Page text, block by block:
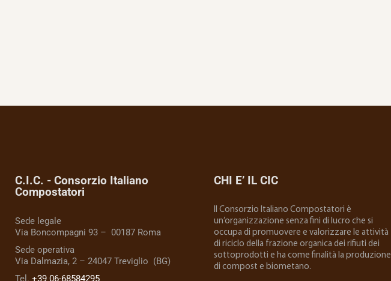
C.I.C. - Consorzio Italiano
Compostatori
Sede legale
Via Boncompagni 93 – 00187 Roma
Sede operativa
Via Dalmazia, 2 – 24047 Treviglio (BG)
Tel. +39 06-68584295
CHI E’ IL CIC
Il Consorzio Italiano Compostatori è
un’organizzazione senza fini di lucro che si
occupa di promuovere e valorizzare le attività
di riciclo della frazione organica dei rifiuti dei
sottoprodotti e ha come finalità la produzione
di compost e biometano.